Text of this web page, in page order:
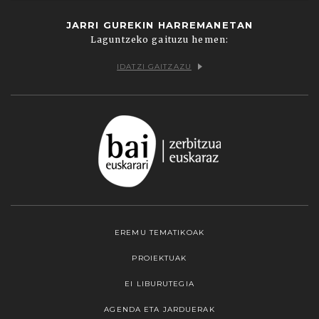
JARRI GUREKIN HARREMANETAN
Laguntzeko gaituzu hemen:
IDATZI GAITZAZU
EREMU TEMATIKOAK
PROIEKTUAK
EI LIBURUTEGIA
AGENDA ETA JARDUERAK